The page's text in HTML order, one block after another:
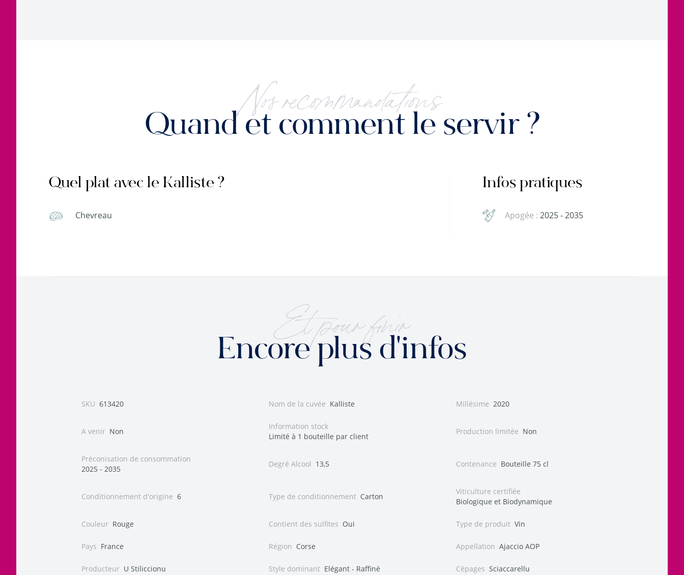
Nos recommandations
Quand et comment le servir ?
Quel plat avec le Kalliste ?
Chevreau
Infos pratiques
Apogée : 2025 - 2035
Et pour finir
Encore plus d'infos
SKU 613420 Nom de la cuvée Kalliste Millésime 2020
A venir Non
Information stock
Limité à 1 bouteille par client
Production limitée Non
Préconisation de consommation
2025 - 2035
Degré Alcool 13,5 Contenance Bouteille 75 cl
Conditionnement d'origine 6 Type de conditionnement Carton
Viticulture certifiée
Biologique et Biodynamique
Couleur Rouge Contient des sulfites Oui Type de produit Vin
Pays France Région Corse Appellation Ajaccio AOP
Producteur U Stiliccionu Style dominant Elégant - Raffiné Cépages Sciaccarellu